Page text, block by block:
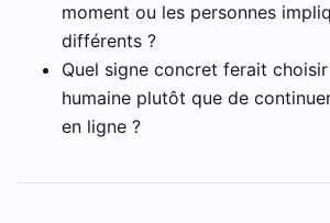
moment ou les personnes
différents ?
Quel signe concret ferait
humaine plutôt que de
en ligne ?